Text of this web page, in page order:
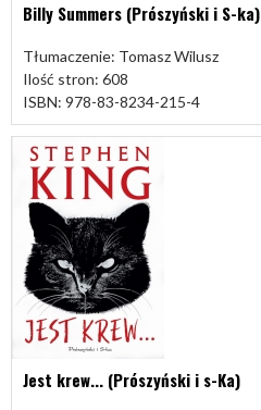
Billy Summers (Prószyński i S-ka)
Tłumaczenie: Tomasz Wilusz
Ilość stron: 608
ISBN: 978-83-8234-215-4
Jest krew... (Prószyński i s-Ka)